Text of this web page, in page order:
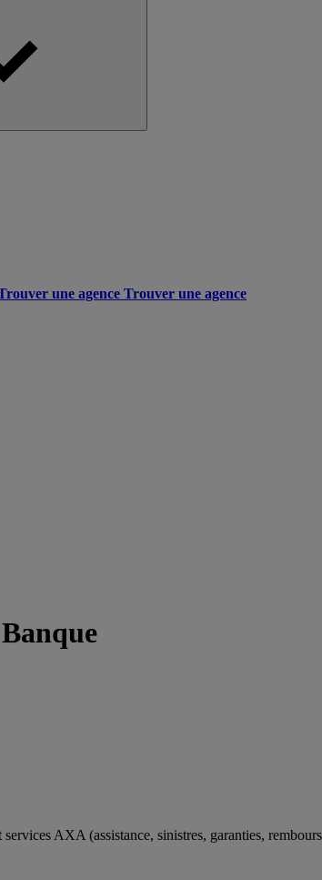
une agence Trouver une agence
AXA (assistance, sinistres, garanties,